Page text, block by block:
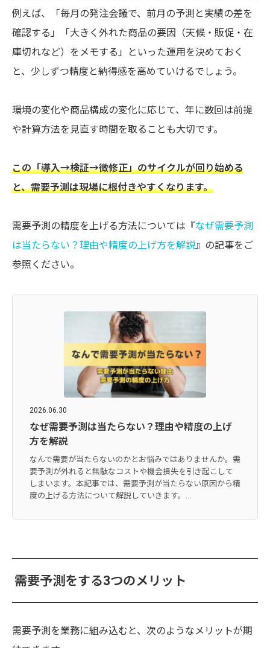
例えば、「毎月の発注会議で、前月の予測と実績の差を
確認する」「大きく外れた商品の要因（天候・販促・在
庫切れなど）をメモする」といった運用を決めておく
と、少しずつ精度と納得感を高めていけるでしょう。
環境の変化や商品構成の変化に応じて、年に数回は前提
や計算方法を見直す時間を取ることも大切です。
この「導入→検証→微修正」のサイクルが回り始める
と、需要予測は現場に根付きやすくなります。
需要予測の精度を上げる方法については『なぜ需要予測
は当たらない？理由や精度の上げ方を解説』の記事をご
参照ください。
2026.06.30
なぜ需要予測は当たらない？理由や精度の上げ
方を解説
なんで需要が当たらないのかとお悩みではありませんか。需
要予測が外れると無駄なコストや機会損失を引き起こして
しまいます。本記事では、需要予測が当たらない原因から精
度の上げる方法について解説していきます。...
需要予測をする3つのメリット
需要予測を業務に組み込むと、次のようなメリットが期